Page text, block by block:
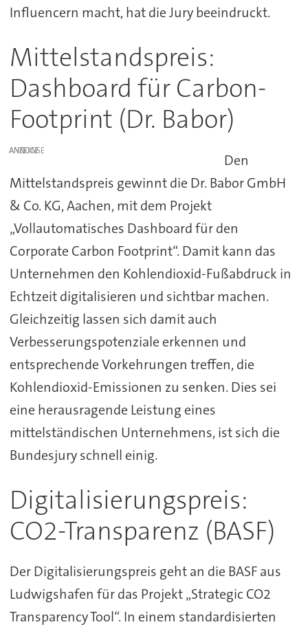
Influencern macht, hat die Jury beeindruckt.
Mittelstandspreis:
Dashboard für Carbon-
Footprint (Dr. Babor)
ANZEIGE
Den
Mittelstandspreis gewinnt die Dr. Babor GmbH
& Co. KG, Aachen, mit dem Projekt
„Vollautomatisches Dashboard für den
Corporate Carbon Footprint“. Damit kann das
Unternehmen den Kohlendioxid-Fußabdruck in
Echtzeit digitalisieren und sichtbar machen.
Gleichzeitig lassen sich damit auch
Verbesserungspotenziale erkennen und
entsprechende Vorkehrungen treffen, die
Kohlendioxid-Emissionen zu senken. Dies sei
eine herausragende Leistung eines
mittelständischen Unternehmens, ist sich die
Bundesjury schnell einig.
Digitalisierungspreis:
CO2-Transparenz (BASF)
Der Digitalisierungspreis geht an die BASF aus
Ludwigshafen für das Projekt „Strategic CO2
Transparency Tool“. In einem standardisierten